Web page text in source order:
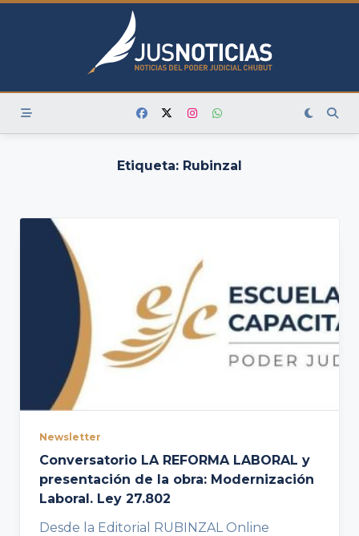
Skip
Etiqueta: Rubinzal
Newsletter
Conversatorio LA REFORMA LABORAL y
presentación de la obra: Modernización
Laboral. Ley 27.802
Desde la Editorial RUBINZAL Online